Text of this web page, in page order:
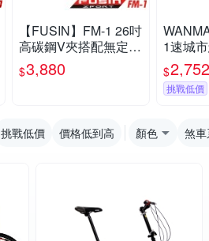
【FUSIN】FM-1 26吋
高碳鋼V夾搭配無定位
21速登山車（100%出
貨服務升級版本）
$3,880
1速城
(服務
$2,752
挑戰低價
挑戰低價 價格低到高 顏色 煞